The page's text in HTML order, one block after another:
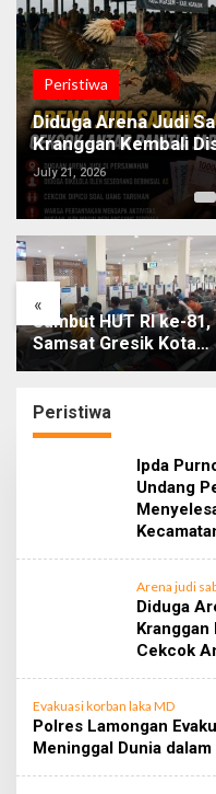
Peristiwa
Diduga Arena Judi
Kranggan Kembali
Antar Panitia
July 21, 2026
«
Sambut HUT RI ke-81,
Samsat Gresik Kota
Bebaskan Denda Pajak
Peristiwa
Ipda
Undang
Arena judi
Diduga
Cekcok
Evakuasi korban laka MD
Polres Lamongan
Meninggal Dunia